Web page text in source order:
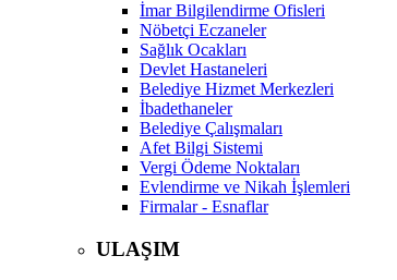
İmar Bilgilendirme Ofisleri
Nöbetçi Eczaneler
Sağlık Ocakları
Devlet Hastaneleri
Belediye Hizmet Merkezleri
İbadethaneler
Belediye Çalışmaları
Afet Bilgi Sistemi
Vergi Ödeme Noktaları
Evlendirme ve Nikah İşlemleri
Firmalar - Esnaflar
ULAŞIM